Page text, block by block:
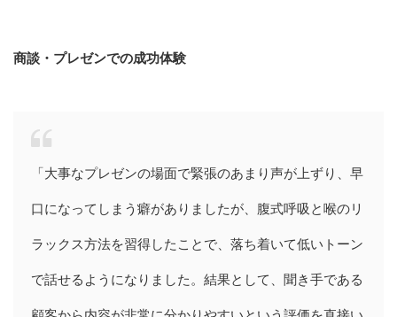
商談・プレゼンでの成功体験
「大事なプレゼンの場面で緊張のあまり声が上ずり、早
口になってしまう癖がありましたが、腹式呼吸と喉のリ
ラックス方法を習得したことで、落ち着いて低いトーン
で話せるようになりました。結果として、聞き手である